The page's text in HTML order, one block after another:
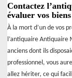
Contactez
évaluer vos
À la mort d’un de vos
l’antiquaire Antiquaire
anciens dont ils
professionnel, vous
allez hériter, ce qui